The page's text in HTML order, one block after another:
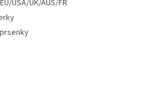
USA/UK/AUS/FR